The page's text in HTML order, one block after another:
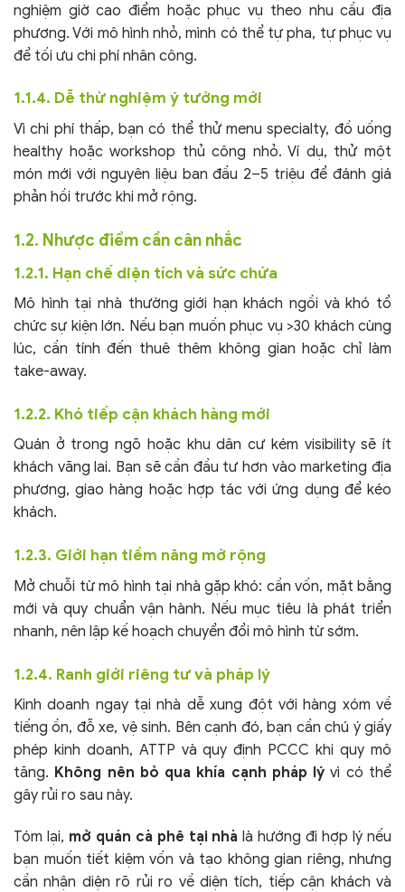
nghiệm giờ cao điểm hoặc phục vụ theo nhu cầu địa
phương. Với mô hình nhỏ, mình có thể tự pha, tự phục vụ
để tối ưu chi phí nhân công.
1.1.4. Dễ thử nghiệm ý tưởng mới
Vì chi phí thấp, bạn có thể thử menu specialty, đồ uống
healthy hoặc workshop thủ công nhỏ. Ví dụ, thử một
món mới với nguyên liệu ban đầu 2–5 triệu để đánh giá
phản hồi trước khi mở rộng.
1.2. Nhược điểm cần cân nhắc
1.2.1. Hạn chế diện tích và sức chứa
Mô hình tại nhà thường giới hạn khách ngồi và khó tổ
chức sự kiện lớn. Nếu bạn muốn phục vụ >30 khách cùng
lúc, cần tính đến thuê thêm không gian hoặc chỉ làm
take-away.
1.2.2. Khó tiếp cận khách hàng mới
Quán ở trong ngõ hoặc khu dân cư kém visibility sẽ ít
khách vãng lai. Bạn sẽ cần đầu tư hơn vào marketing địa
phương, giao hàng hoặc hợp tác với ứng dụng để kéo
khách.
1.2.3. Giới hạn tiềm năng mở rộng
Mở chuỗi từ mô hình tại nhà gặp khó: cần vốn, mặt bằng
mới và quy chuẩn vận hành. Nếu mục tiêu là phát triển
nhanh, nên lập kế hoạch chuyển đổi mô hình từ sớm.
1.2.4. Ranh giới riêng tư và pháp lý
Kinh doanh ngay tại nhà dễ xung đột với hàng xóm về
tiếng ồn, đỗ xe, vệ sinh. Bên cạnh đó, bạn cần chú ý giấy
phép kinh doanh, ATTP và quy định PCCC khi quy mô
tăng. Không nên bỏ qua khía cạnh pháp lý vì có thể
gây rủi ro sau này.
Tóm lại, mở quán cà phê tại nhà là hướng đi hợp lý nếu
bạn muốn tiết kiệm vốn và tạo không gian riêng, nhưng
cần nhận diện rõ rủi ro về diện tích, tiếp cận khách và